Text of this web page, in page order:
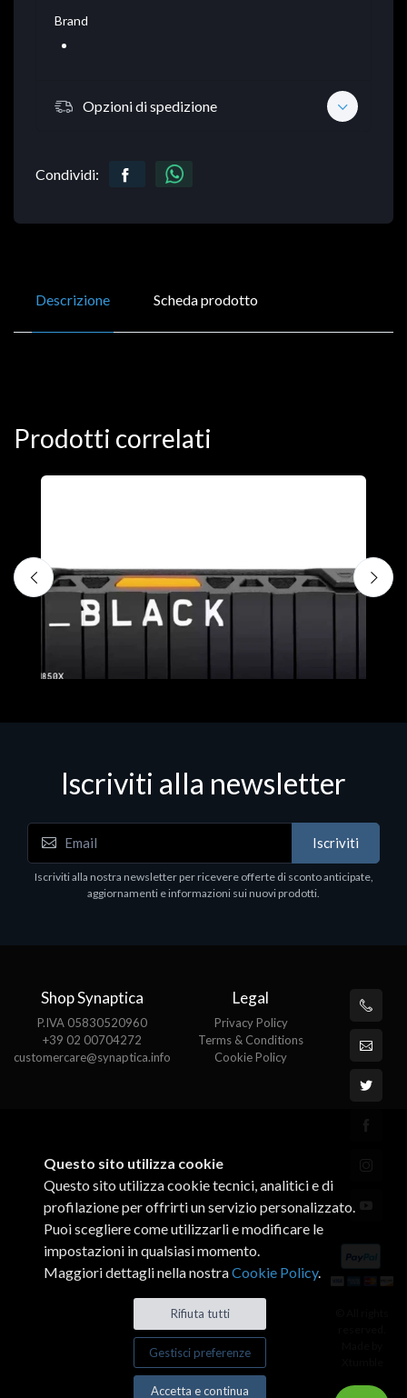
Brand
Opzioni di spedizione
Condividi:
Descrizione Scheda prodotto
Prodotti correlati
WD_BLACK SN850X NVMe SSD
WDBB9H0020BNC - SSD - 2 TB - interno - M.2
2280 - PCIe 4.0 (NVMe) - dissipatore integrato -
nero
Iscriviti alla newsletter
Iscriviti
Iscriviti alla nostra newsletter per ricevere offerte di sconto anticipate,
aggiornamenti e informazioni sui nuovi prodotti.
Shop Synaptica
P.IVA 05830520960
+39 02 00704272
customercare@synaptica.info
Legal
Privacy Policy
Terms & Conditions
Cookie Policy
Questo sito utilizza cookie
Questo sito utilizza cookie tecnici, analitici e di
profilazione per offrirti un servizio personalizzato.
Puoi scegliere come utilizzarli e modificare le
impostazioni in qualsiasi momento.
Maggiori dettagli nella nostraCookie Policy.
Rifiuta tutti
Gestisci preferenze
Accetta e continua